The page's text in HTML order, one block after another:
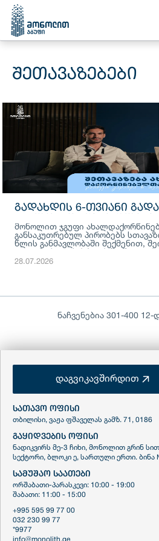
ᲨᲔᲗᲐᲕᲐᲖᲔᲑᲔᲑᲘ
ᲒᲐᲓᲐᲮᲓᲘᲡ 6-ᲗᲕᲘᲐᲜᲘ
მონოლით ჯგუფი
განსაკუთრებულ პირობებს
წლის განმავლობაში შექმენით,
და დაიწყეთ გადახდა 6 თვის
28.07.2026
ნაჩვენებია 301-400 12-
დაგვიკავშირდით
ᲡᲐᲗᲐᲕᲝ ᲝᲤᲘᲡᲘ
თბილისი, ვაჟა ფშაველას გამზ. 71, 0186
ᲒᲐᲧᲘᲓᲕᲔᲑᲘᲡ ᲝᲤᲘᲡᲘ
ნადიკვირს მე-3 ჩიხი, მონოლით გრინ
სექტორი, ბლოკი ე, სართული ერთი. ბინა
ᲡᲐᲛᲣᲨᲐᲝ ᲡᲐᲐᲗᲔᲑᲘ
ორშაბათი-პარასკევი: 10:00 - 19:00
შაბათი: 11:00 - 15:00
+995 595 99 77 00
032 230 99 77
*9977
info@monolith.ge